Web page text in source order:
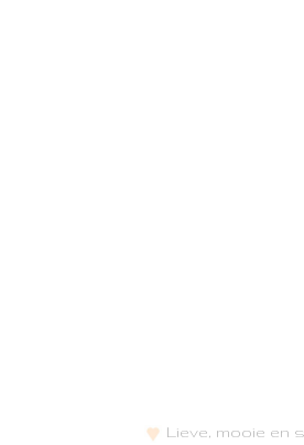
Lieve, mooie en